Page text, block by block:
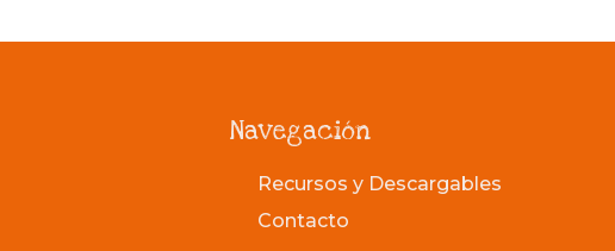
Navegación
Recursos y Descargables
Contacto